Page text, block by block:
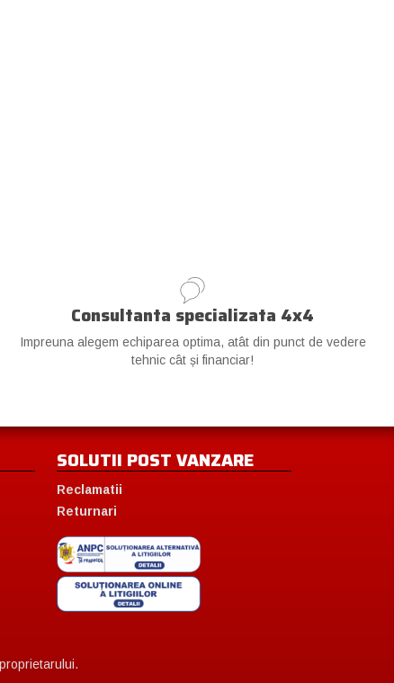
Consultanta specializata 4x4
Impreuna alegem echiparea optima, atât din punct de vedere
tehnic cât și financiar!
SOLUTII POST VANZARE
Reclamatii
Returnari